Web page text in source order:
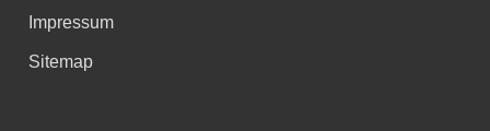
Impressum
Sitemap